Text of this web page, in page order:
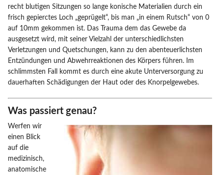
recht blutigen Sitzungen so lange konische Materialien durch ein
frisch gepierctes Loch „geprügelt“, bis man „in einem Rutsch“ von 0
auf 10mm gekommen ist. Das Trauma dem das Gewebe da
ausgesetzt wird, mit seiner Vielzahl der unterschiedlichsten
Verletzungen und Quetschungen, kann zu den abenteuerlichsten
Entzündungen und Abwehrreaktionen des Körpers führen. Im
schlimmsten Fall kommt es durch eine akute Unterversorgung zu
dauerhaften Schädigungen der Haut oder des Knorpelgewebes.
Was passiert genau?
Werfen wir
einen Blick
auf die
medizinisch,
anatomische